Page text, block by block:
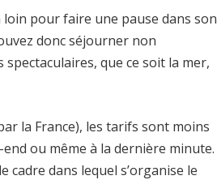
loin pour faire une pause dans son
donc séjourner non
que ce soit la mer,
la France), les tarifs sont moins
ou même à la dernière minute.
dans lequel s’organise le